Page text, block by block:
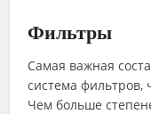
Фильтры
Самая важная
система фильтров,
Чем больше